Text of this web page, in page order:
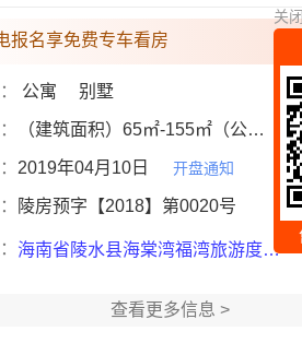
报名享免费专车看房
公寓 别墅
（建筑面积）65㎡-155㎡（公寓）
2019年04月10日 开盘通知
陵房预字【2018】第0020号
海南省陵水县海棠湾福湾旅游度假区B03区
查看更多信息 >
关